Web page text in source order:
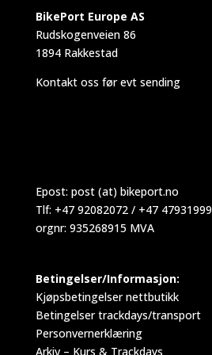
BikePort Europe AS
Rudskogenveien 86
1894 Rakkestad
Kontakt oss før evt sending
Epost: post (at) bikeport.no
Tlf: +47 92082072 / +47 47931999
orgnr: 935268915 MVA
Betingelser/Informasjon:
Kjøpsbetingelser nettbutikk
Betingelser trackdays/transport
Personvernerklæring
Arkiv – Kurs & Trackdays